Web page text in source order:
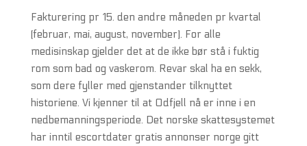
Fakturering pr 15. den andre måneden pr kvartal
(februar, mai, august, november). For alle
medisinskap gjelder det at de ikke bør stå i fuktig
rom som bad og vaskerom. Revar skal ha en sekk,
som dere fyller med gjenstander tilknyttet
historiene. Vi kjenner til at Odfjell nå er inne i en
nedbemanningsperiode. Det norske skattesystemet
har inntil escortdater gratis annonser norge gitt